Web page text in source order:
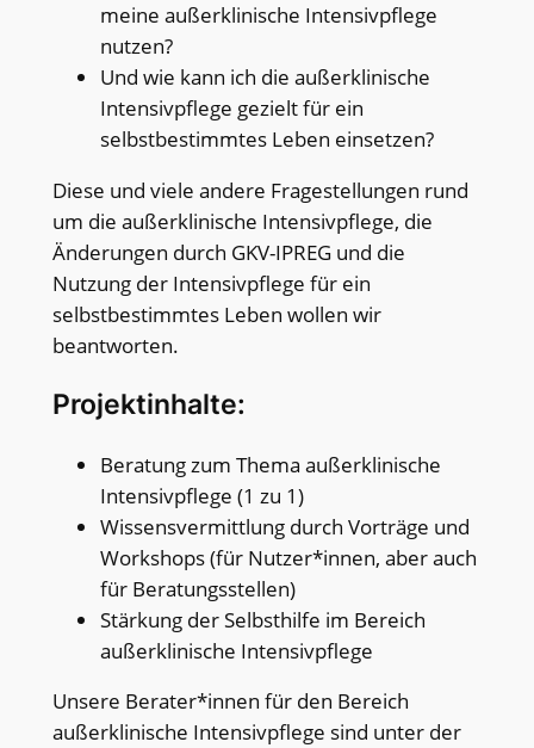
meine außerklinische Intensivpflege
nutzen?
Und wie kann ich die außerklinische
Intensivpflege gezielt für ein
selbstbestimmtes Leben einsetzen?
Diese und viele andere Fragestellungen rund
um die außerklinische Intensivpflege, die
Änderungen durch GKV-IPREG und die
Nutzung der Intensivpflege für ein
selbstbestimmtes Leben wollen wir
beantworten.
Projektinhalte:
Beratung zum Thema außerklinische
Intensivpflege (1 zu 1)
Wissensvermittlung durch Vorträge und
Workshops (für Nutzer*innen, aber auch
für Beratungsstellen)
Stärkung der Selbsthilfe im Bereich
außerklinische Intensivpflege
Unsere Berater*innen für den Bereich
außerklinische Intensivpflege sind unter der